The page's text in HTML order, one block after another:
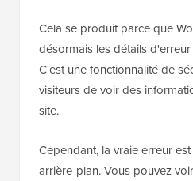
Cela se produit parce que
désormais les détails
C'est une fonctionnalité de
visiteurs de voir des
site.
Cependant, la vraie erreur
arrière-plan. Vous pouvez